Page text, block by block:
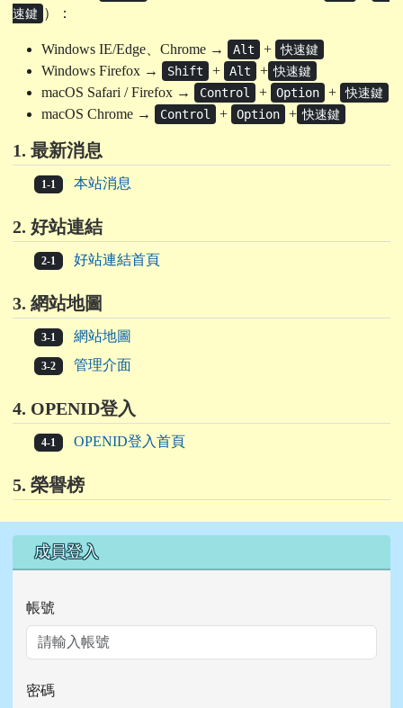
速鍵 ）：
Windows IE/Edge、Chrome → Alt + 快速鍵
Windows Firefox → Shift + Alt + 快速鍵
macOS Safari / Firefox → Control + Option + 快速鍵
macOS Chrome → Control + Option + 快速鍵
1. 最新消息
1-1 本站消息
2. 好站連結
2-1 好站連結首頁
3. 網站地圖
3-1 網站地圖
3-2 管理介面
4. OPENID登入
4-1 OPENID登入首頁
5. 榮譽榜
右邊區域內容
成員登入
帳號
密碼